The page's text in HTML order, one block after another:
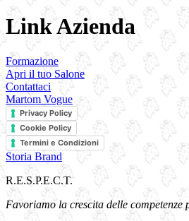
Link Azienda
Formazione
Apri il tuo Salone
Contattaci
Martom Vogue
Privacy Policy
Cookie Policy
Termini e Condizioni
Storia Brand
R.E.S.P.E.C.T.
Favoriamo la crescita delle competenze